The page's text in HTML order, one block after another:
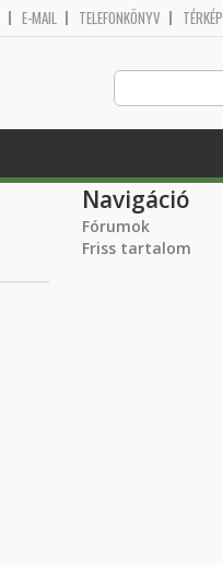
E-MAIL TELEFONKÖNYV TÉRKÉP
Navigáció
Fórumok
Friss tartalom